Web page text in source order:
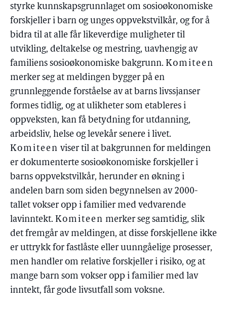
styrke kunnskapsgrunnlaget om sosioøkonomiske
forskjeller i barn og unges oppvekstvilkår, og for å
bidra til at alle får likeverdige muligheter til
utvikling, deltakelse og mestring, uavhengig av
familiens sosioøkonomiske bakgrunn. Komiteen
merker seg at meldingen bygger på en
grunnleggende forståelse av at barns livssjanser
formes tidlig, og at ulikheter som etableres i
oppveksten, kan få betydning for utdanning,
arbeidsliv, helse og levekår senere i livet.
Komiteen viser til at bakgrunnen for meldingen
er dokumenterte sosioøkonomiske forskjeller i
barns oppvekstvilkår, herunder en økning i
andelen barn som siden begynnelsen av 2000-
tallet vokser opp i familier med vedvarende
lavinntekt. Komiteen merker seg samtidig, slik
det fremgår av meldingen, at disse forskjellene ikke
er uttrykk for fastlåste eller uunngåelige prosesser,
men handler om relative forskjeller i risiko, og at
mange barn som vokser opp i familier med lav
inntekt, får gode livsutfall som voksne.